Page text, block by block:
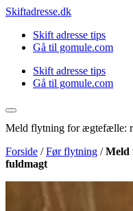
Videre
indhold
Skiftadresse.dk
Skift adresse tips
Gå til gomule.com
Skift adresse tips
Gå til gomule.com
Meld flytning for ægtefælle:
Forside /Før flytning /Meld
fuldmagt